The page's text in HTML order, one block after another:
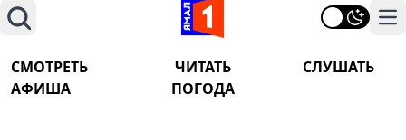
Поиск
СМОТРЕТЬ ЧИТАТЬ
СЛУШАТЬ
АФИША
ПОГОДА